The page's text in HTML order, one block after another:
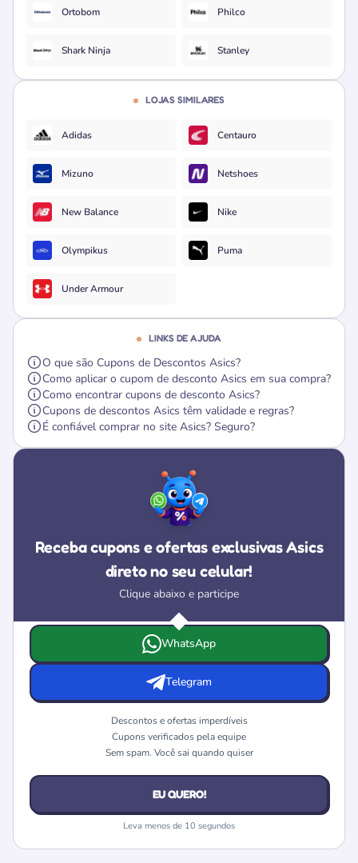
Ortobom Philco
Shark Ninja Stanley
LOJAS SIMILARES
Adidas Centauro
Mizuno Netshoes
New Balance Nike
Olympikus Puma
Under Armour
LINKS DE AJUDA
O que são Cupons de Descontos Asics?
Como aplicar o cupom de desconto Asics em sua compra?
Como encontrar cupons de desconto Asics?
Cupons de descontos Asics têm validade e regras?
É confiável comprar no site Asics? Seguro?
Receba cupons e ofertas exclusivas Asics
direto no seu celular!
Clique abaixo e participe
Escolha onde deseja receber as ofertas e cupons da Asics
WhatsApp
Telegram
Descontos e ofertas imperdíveis
Cupons verificados pela equipe
Sem spam. Você sai quando quiser
EU QUERO!
Leva menos de 10 segundos